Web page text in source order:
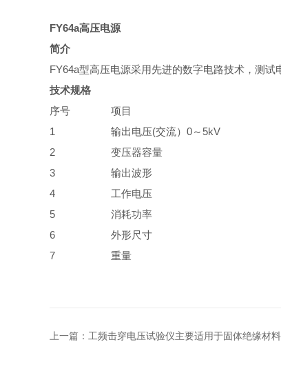
FY64a高压电源
简介
FY64a型高压电源采用先进的数字电路技术，测
技术规格
序号
项目
1
输出电压(交流）0～5kV
2
变压器容量
3
输出波形
4
工作电压
5
消耗功率
6
外形尺寸
7
重量
上一篇： 工频击穿电压试验仪主要适用于固体绝缘材